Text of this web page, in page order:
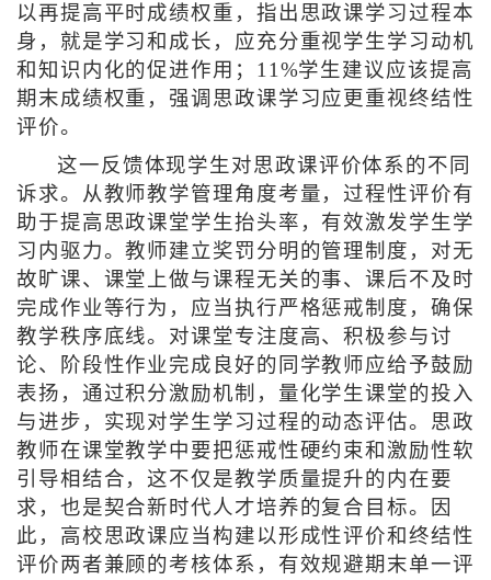
以再提高平时成绩权重，指出思政课学习过程本
身，就是学习和成长，应充分重视学生学习动机
和知识内化的促进作用；11%学生建议应该提高
期末成绩权重，强调思政课学习应更重视终结性
评价。
这一反馈体现学生对思政课评价体系的不同
诉求。从教师教学管理角度考量，过程性评价有
助于提高思政课堂学生抬头率，有效激发学生学
习内驱力。教师建立奖罚分明的管理制度，对无
故旷课、课堂上做与课程无关的事、课后不及时
完成作业等行为，应当执行严格惩戒制度，确保
教学秩序底线。对课堂专注度高、积极参与讨
论、阶段性作业完成良好的同学教师应给予鼓励
表扬，通过积分激励机制，量化学生课堂的投入
与进步，实现对学生学习过程的动态评估。思政
教师在课堂教学中要把惩戒性硬约束和激励性软
引导相结合，这不仅是教学质量提升的内在要
求，也是契合新时代人才培养的复合目标。因
此，高校思政课应当构建以形成性评价和终结性
评价两者兼顾的考核体系，有效规避期末单一评